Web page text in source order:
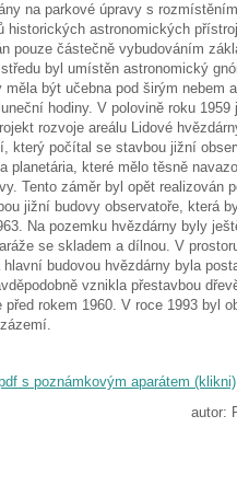
na parkové úpravy s rozmístěním
historických astronomických
pouze částečně vybudováním
byl umístěn astronomický
měla být učebna pod širým nebem
hodiny. V polovině roku 1959
rozvoje areálu Lidové
který počítal se stavbou jižní
planetária, které mělo těsně
Tento záměr byl opět realizován
jižní budovy observatoře, která
Na pozemku hvězdárny byly
se skladem a dílnou. V
budovou hvězdárny byla
vznikla přestavbou
před rokem 1960. V roce 1993 byl
s poznámkovým aparátem (klikni)
autor: